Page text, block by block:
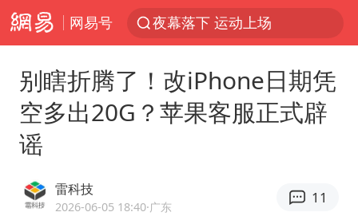
网易号
夜幕落下 运动上场
台风白海豚环流面积近似13个浙江
Meta被判支付5.67亿美元
OpenAI为免费用户升级GPT-5.6 Luna
别瞎折腾了！改iPhone日期凭
空多出20G？苹果客服正式辟
谣
雷科技
2026-06-05 18:40·广东
11